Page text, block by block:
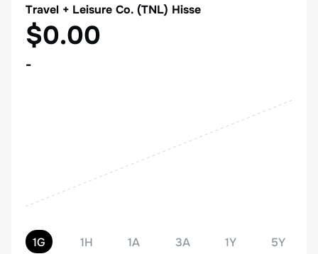
Travel + Leisure Co. (TNL) Hisse
$0.00
-
1G 1H 1A 3A 1Y 5Y